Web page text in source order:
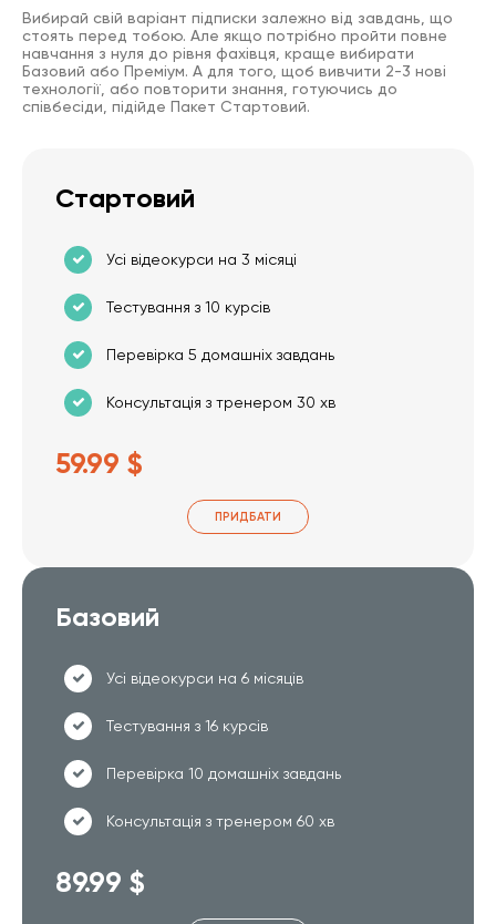
Вибирай свій варіант підписки залежно від завдань, що
стоять перед тобою. Але якщо потрібно пройти повне
навчання з нуля до рівня фахівця, краще вибирати
Базовий або Преміум. А для того, щоб вивчити 2-3 нові
технології, або повторити знання, готуючись до
співбесіди, підійде Пакет Стартовий.
Стартовий
Усі відеокурси на 3 місяці
Тестування з 10 курсів
Перевірка 5 домашніх завдань
Консультація з тренером 30 хв
59.99 $
ПРИДБАТИ
Базовий
Усі відеокурси на 6 місяців
Тестування з 16 курсів
Перевірка 10 домашніх завдань
Консультація з тренером 60 хв
89.99 $